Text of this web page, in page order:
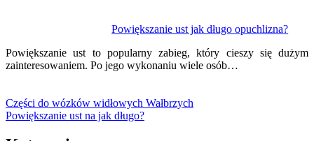
Powiększanie ust jak długo opuchlizna?
Powiększanie ust to popularny zabieg, który cieszy się dużym
zainteresowaniem. Po jego wykonaniu wiele osób…
Części do wózków widłowych Wałbrzych
Powiększanie ust na jak długo?